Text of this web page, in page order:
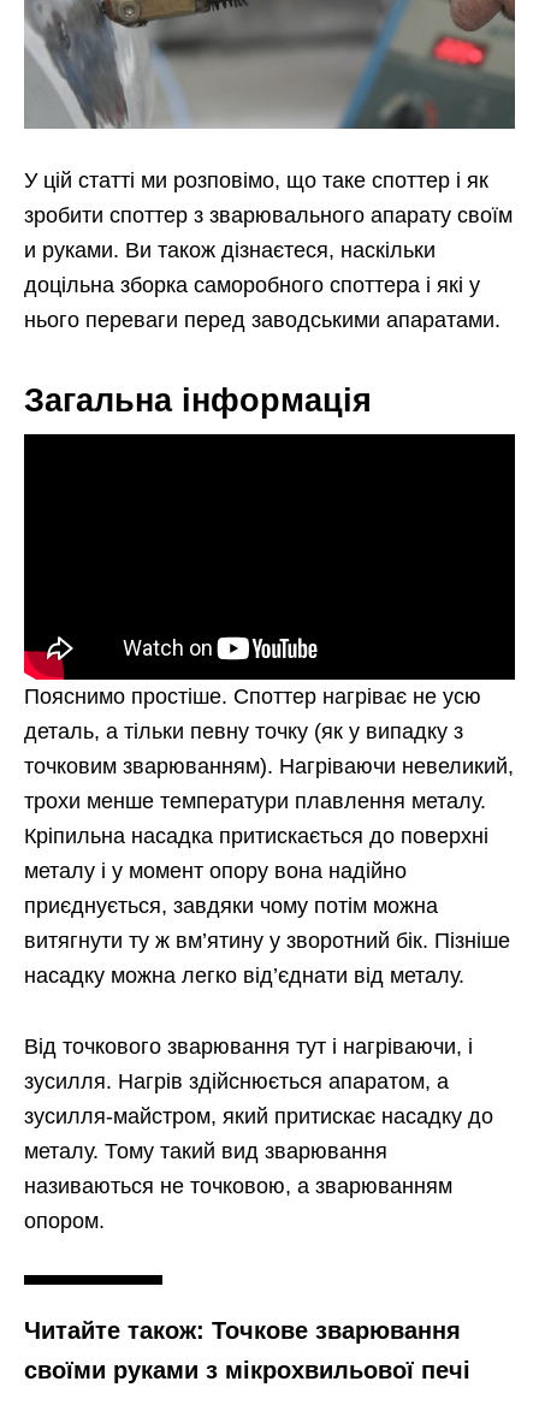
У цій статті ми розповімо, що таке споттер і як
зробити споттер з зварювального апарату своїм
и руками. Ви також дізнаєтеся, наскільки
доцільна зборка саморобного споттера і які у
нього переваги перед заводськими апаратами.
Загальна інформація
Пояснимо простіше. Споттер нагріває не усю
деталь, а тільки певну точку (як у випадку з
точковим зварюванням). Нагріваючи невеликий,
трохи менше температури плавлення металу.
Кріпильна насадка притискається до поверхні
металу і у момент опору вона надійно
приєднується, завдяки чому потім можна
витягнути ту ж вм’ятину у зворотний бік. Пізніше
насадку можна легко від’єднати від металу.
Від точкового зварювання тут і нагріваючи, і
зусилля. Нагрів здійснюється апаратом, а
зусилля-майстром, який притискає насадку до
металу. Тому такий вид зварювання
називаються не точковою, а зварюванням
опором.
Читайте також: Точкове зварювання
своїми руками з мікрохвильової печі